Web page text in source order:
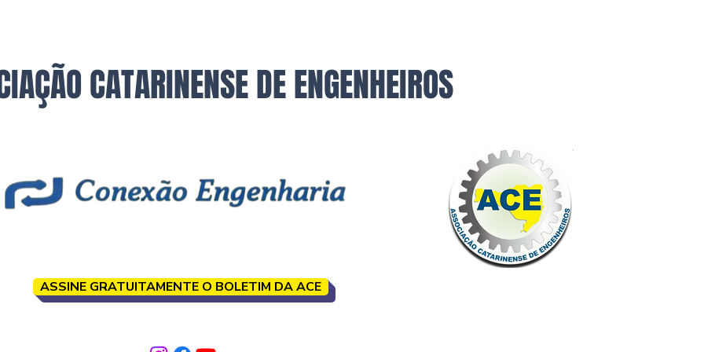
CATARINENSE DE ENGENHEIROS
ASSINE GRATUITAMENTE O BOLETIM DA ACE